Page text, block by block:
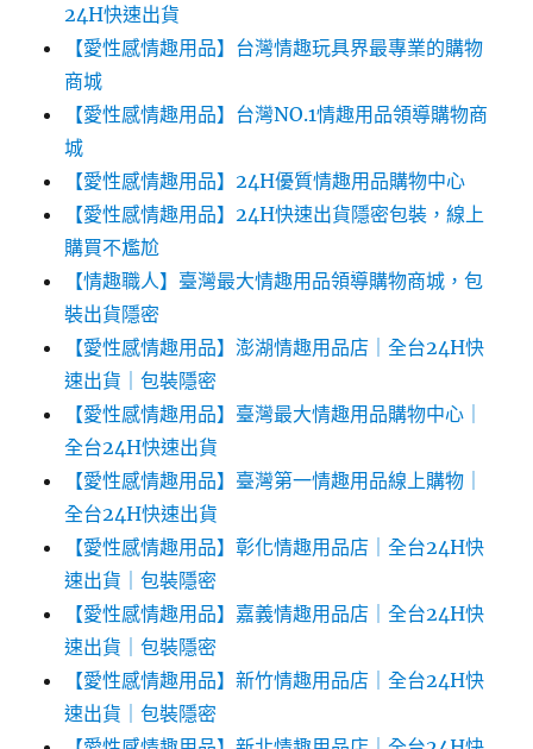
24H快速出貨
【愛性感情趣用品】台灣情趣玩具界最專業的購物
商城
【愛性感情趣用品】台灣NO.1情趣用品領導購物商
城
【愛性感情趣用品】24H優質情趣用品購物中心
【愛性感情趣用品】24H快速出貨隱密包裝，線上
購買不尷尬‎‎
【情趣職人】臺灣最大情趣用品領導購物商城，包
裝出貨隱密
【愛性感情趣用品】澎湖情趣用品店｜全台24H快
速出貨｜包裝隱密
【愛性感情趣用品】臺灣最大情趣用品購物中心｜
全台24H快速出貨
【愛性感情趣用品】臺灣第一情趣用品線上購物｜
全台24H快速出貨
【愛性感情趣用品】彰化情趣用品店｜全台24H快
速出貨｜包裝隱密
【愛性感情趣用品】嘉義情趣用品店｜全台24H快
速出貨｜包裝隱密
【愛性感情趣用品】新竹情趣用品店｜全台24H快
速出貨｜包裝隱密